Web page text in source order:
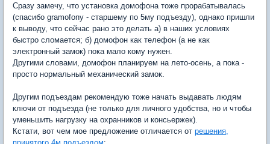
Сразу замечу, что установка домофона тоже прорабатывалась
(спасибо gramofonу - старшему по 5му подъезду), однако пришли
к выводу, что сейчас рано это делать а) в наших условиях
быстро сломается; б) домофон как телефон (а не как
электронный замок) пока мало кому нужен.
Другими словами, домофон планируем на лето-осень, а пока -
просто нормальный механический замок.
Другим подъездам рекомендую тоже начать выдавать людям
ключи от подъезда (не только для личного удобства, но и чтобы
уменьшить нагрузку на охранников и консьержек).
Кстати, вот чем мое предложение отличается от решения,